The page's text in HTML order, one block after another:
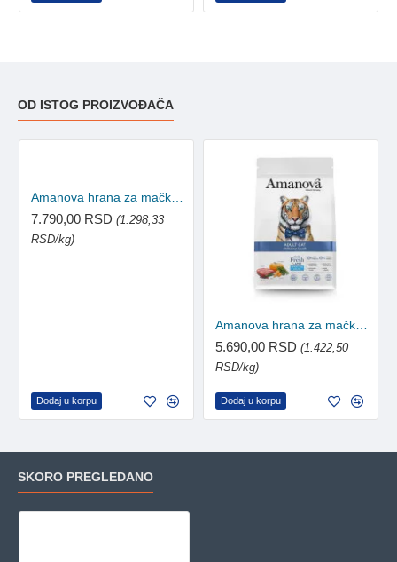
OD ISTOG PROIZVOĐAČA
7.790,00 RSD (1.298,33
RSD/kg)
Dodaj u korpu
5.690,00 RSD (1.422,50
RSD/kg)
Dodaj u korpu
SKORO PREGLEDANO